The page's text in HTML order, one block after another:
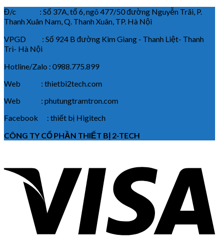
Đ/c : Số 37A, tổ 6, ngõ 477/50 đường Nguyễn Trãi, P.
Thanh Xuân Nam, Q. Thanh Xuân, TP. Hà Nội
VPGD : Số 924 B đường Kim Giang - Thanh Liệt- Thanh
Trì- Hà Nội
Hotline/Zalo : 0988.775.899
Web : thietbi2tech.com
Web : phutungtramtron.com
Facebook : thiết bị Higitech
CÔNG TY CỔ PHẦN THIẾT BỊ 2-TECH